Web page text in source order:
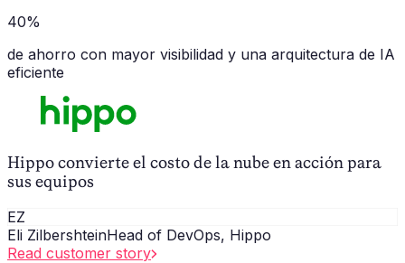
40%
de ahorro con mayor visibilidad y una arquitectura de IA
eficiente
Hippo convierte el costo de la nube en acción para
sus equipos
EZ
Eli ZilbershteinHead of DevOps, Hippo
Read customer story